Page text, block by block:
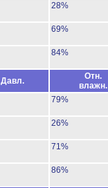
28%
69%
84%
Давл.
Отн.
влажн.
79%
26%
71%
86%